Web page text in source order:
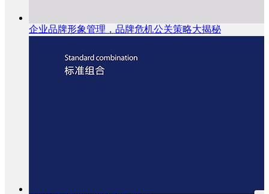
企业品牌形象管理，品牌危机公关策略大揭秘